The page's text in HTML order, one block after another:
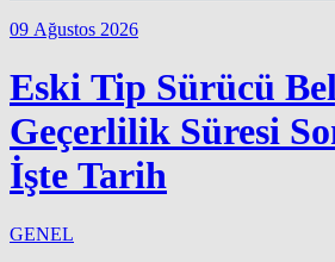
09 Ağustos 2026
Eski Tip Sürücü
Geçerlilik Süresi
İşte Tarih
GENEL